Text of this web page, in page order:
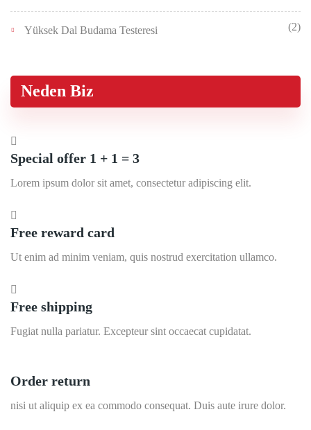
Yüksek Dal Budama Testeresi (2)
Neden Biz
Special offer 1 + 1 = 3
Lorem ipsum dolor sit amet, consectetur adipiscing elit.
Free reward card
Ut enim ad minim veniam, quis nostrud exercitation ullamco.
Free shipping
Fugiat nulla pariatur. Excepteur sint occaecat cupidatat.
Order return
nisi ut aliquip ex ea commodo consequat. Duis aute irure dolor.